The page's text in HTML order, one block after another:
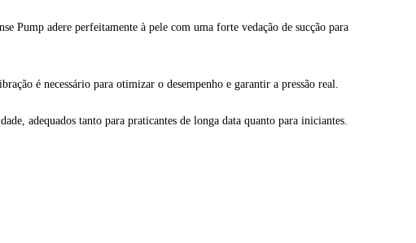
Pump adere perfeitamente à pele com uma forte vedação de sucção para
é necessário para otimizar o desempenho e garantir a pressão real.
adequados tanto para praticantes de longa data quanto para iniciantes.